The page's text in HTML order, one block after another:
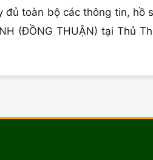
toàn bộ các thông tin, hồ
(ĐỒNG THUẬN) tại Thủ